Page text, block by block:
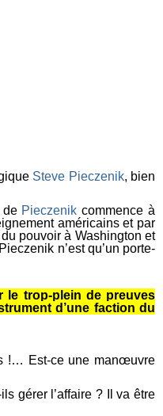
Steve Pieczenik, bien
de Pieczenik commence à
américains et par
pouvoir à Washington et
n’est qu’un porte-
le trop-plein de preuves
d’une faction du
!… Est-ce une manœuvre
gérer l’affaire ? Il va être